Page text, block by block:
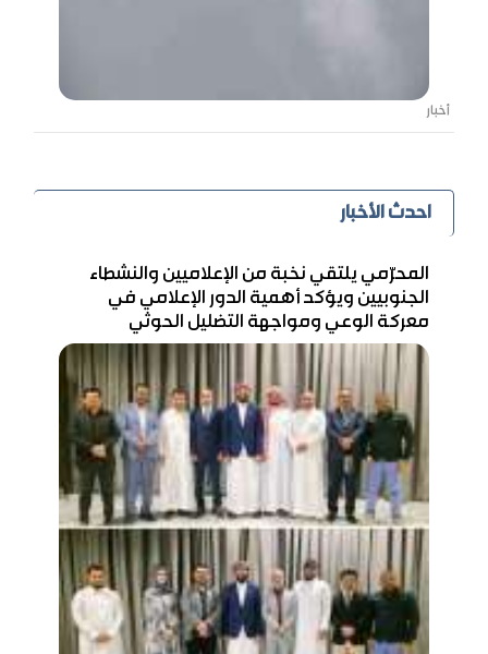
أخبار
احدث الأخبار
المحرّمي يلتقي نخبة من الإعلاميين والنشطاء
الجنوبيين ويؤكد أهمية الدور الإعلامي في
معركة الوعي ومواجهة التضليل الحوثي